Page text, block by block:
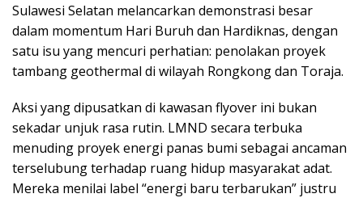
Sulawesi Selatan melancarkan demonstrasi besar
dalam momentum Hari Buruh dan Hardiknas, dengan
satu isu yang mencuri perhatian: penolakan proyek
tambang geothermal di wilayah Rongkong dan Toraja.
Aksi yang dipusatkan di kawasan flyover ini bukan
sekadar unjuk rasa rutin. LMND secara terbuka
menuding proyek energi panas bumi sebagai ancaman
terselubung terhadap ruang hidup masyarakat adat.
Mereka menilai label “energi baru terbarukan” justru